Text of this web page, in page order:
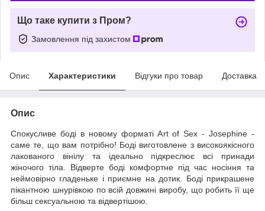
Що таке купити з Пром?
Замовлення під захистом
Опис Характеристики Відгуки про товар Доставка
Опис
Спокусливе боді в новому форматі Art of Sex - Josephine -
саме те, що вам потрібно! Боді виготовлене з високоякісного
лакованого вінілу та ідеально підкреслює всі принади
жіночого тіла. Відверте боді комфортне під час носіння та
неймовірно гладеньке і приємне на дотик. Боді прикрашене
пікантною шнурівкою по всій довжині виробу, що робить її ще
більш сексуальною та відвертішою.